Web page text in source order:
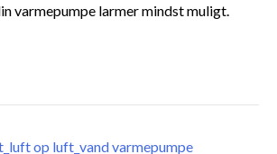
varmepumpe larmer mindst muligt.